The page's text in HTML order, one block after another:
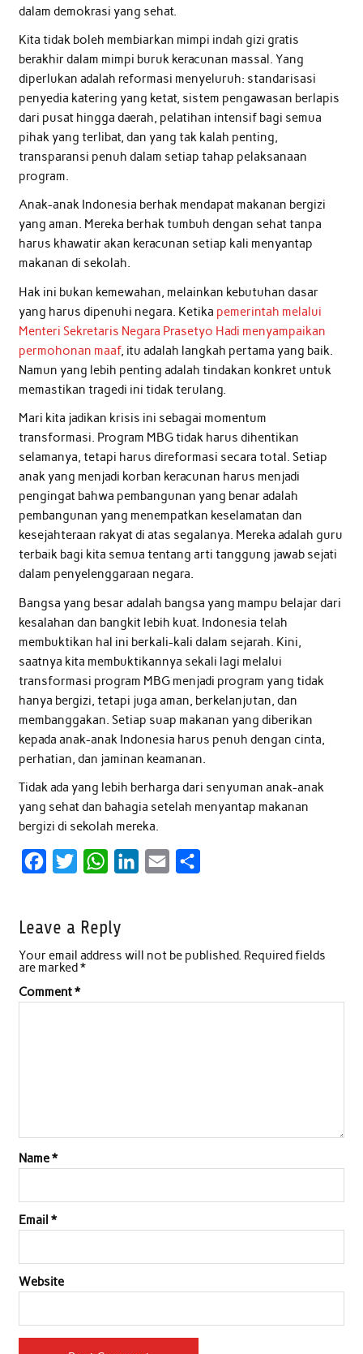
dalam demokrasi yang sehat.
Kita tidak boleh membiarkan mimpi indah gizi gratis
berakhir dalam mimpi buruk keracunan massal. Yang
diperlukan adalah reformasi menyeluruh: standarisasi
penyedia katering yang ketat, sistem pengawasan berlapis
dari pusat hingga daerah, pelatihan intensif bagi semua
pihak yang terlibat, dan yang tak kalah penting,
transparansi penuh dalam setiap tahap pelaksanaan
program.
Anak-anak Indonesia berhak mendapat makanan bergizi
yang aman. Mereka berhak tumbuh dengan sehat tanpa
harus khawatir akan keracunan setiap kali menyantap
makanan di sekolah.
Hak ini bukan kemewahan, melainkan kebutuhan dasar
yang harus dipenuhi negara. Ketika pemerintah melalui
Menteri Sekretaris Negara Prasetyo Hadi menyampaikan
permohonan maaf, itu adalah langkah pertama yang baik.
Namun yang lebih penting adalah tindakan konkret untuk
memastikan tragedi ini tidak terulang.
Mari kita jadikan krisis ini sebagai momentum
transformasi. Program MBG tidak harus dihentikan
selamanya, tetapi harus direformasi secara total. Setiap
anak yang menjadi korban keracunan harus menjadi
pengingat bahwa pembangunan yang benar adalah
pembangunan yang menempatkan keselamatan dan
kesejahteraan rakyat di atas segalanya. Mereka adalah guru
terbaik bagi kita semua tentang arti tanggung jawab sejati
dalam penyelenggaraan negara.
Bangsa yang besar adalah bangsa yang mampu belajar dari
kesalahan dan bangkit lebih kuat. Indonesia telah
membuktikan hal ini berkali-kali dalam sejarah. Kini,
saatnya kita membuktikannya sekali lagi melalui
transformasi program MBG menjadi program yang tidak
hanya bergizi, tetapi juga aman, berkelanjutan, dan
membanggakan. Setiap suap makanan yang diberikan
kepada anak-anak Indonesia harus penuh dengan cinta,
perhatian, dan jaminan keamanan.
Tidak ada yang lebih berharga dari senyuman anak-anak
yang sehat dan bahagia setelah menyantap makanan
bergizi di sekolah mereka.
e
b
o
t
e
r
W
t
s
p
e
I
l
e
Leave a Reply
Your email address will not be published. Required fields
are marked*
Comment*
Name*
Email *
Website